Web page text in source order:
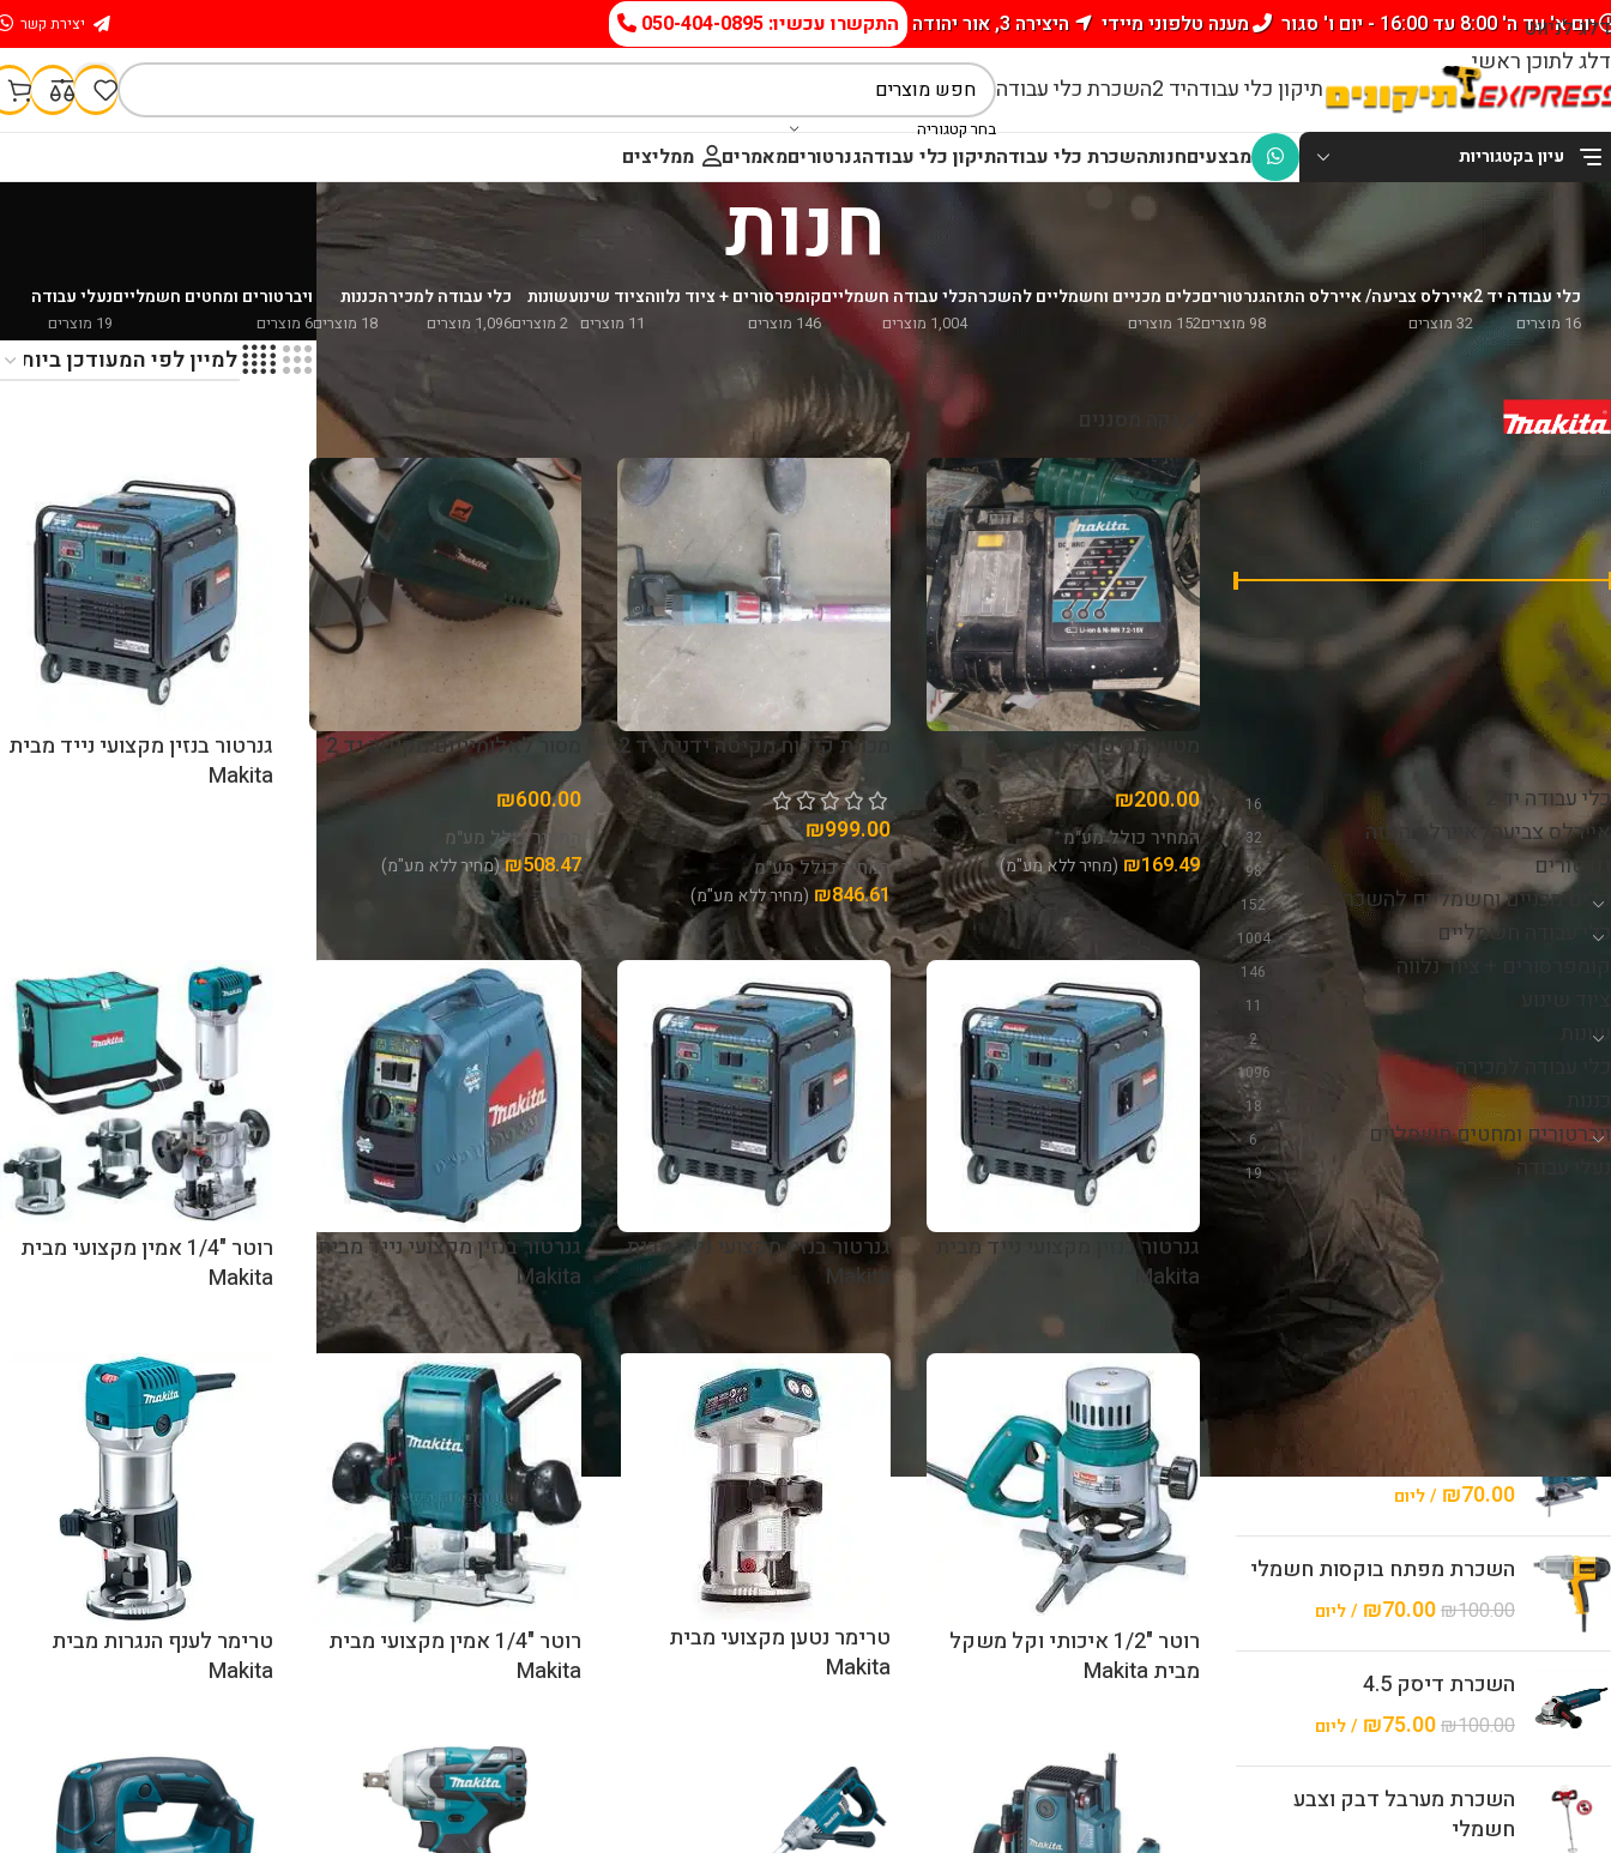
דלג לניווט
דלג לתוכן ראשי
יום א' עד ה' 8:00 עד 16:00 - יום ו' סגור מענה טלפוני מיידי היצירה 3, אור יהודה התקשרו עכשיו: 050-404-0895 יצירת קשר
תיקון כלי עבודהיד 2 השכרת כלי עבודה
בחר קטגוריה
עיון בקטגוריות מבצעיםחנותהשכרת כלי עבודהתיקון כלי עבודהגנרטוריםמאמרים ממליצים
חנות
כלי עבודה יד 2
16 מוצרים
איירלס צביעה/ איירלס התזה
32 מוצרים
גנרטורים
98 מוצרים
כלים מכניים וחשמליים להשכרה
152 מוצרים
כלי עבודה חשמליים
1,004 מוצרים
קומפרסורים + ציוד נלווה
146 מוצרים
ציוד שינוע
11 מוצרים
שונות
2 מוצרים
כלי עבודה למכירה
1,096 מוצרים
כננות
18 מוצרים
ויברטורים ומחטים חשמליים
6 מוצרים
נעלי עבודה
19 מוצרים
סנן לפי
סנן לפי מחיר
מחיר:₪0 ₪40,860
קטגוריות
כלי עבודה יד 2 16
איירלס צביעה/ איירלס התזה 32
גנרטורים 98
כלים מכניים וחשמליים להשכרה 152
כלי עבודה חשמליים 1004
קומפרסורים + ציוד נלווה 146
11
שונות 2
כלי עבודה למכירה 1096
18
ויברטורים ומחטים חשמליים 6
נעלי עבודה 19
₪ / ליום
השכרת ג'קסון חשמלי
₪70.00 / ליום
השכרת מפתח בוקסות חשמלי
₪100.00
₪70.00 / ליום
השכרת דיסק 4.5
₪100.00
₪75.00 / ליום
השכרת מערבל דבק וצבע
חשמלי
24
נקה מסננים Makita
מטען מקיטה יד 2
₪200.00
המחיר כולל מע"מ
₪169.49 (מחיר ללא מע"מ)
מכונת קידוח מקיטה ידנית יד 2
₪999.00
המחיר כולל מע"מ
₪846.61 (מחיר ללא מע"מ)
מסור לאלומיניום מקיטה יד 2
₪600.00
המחיר כולל מע"מ
₪508.47 (מחיר ללא מע"מ)
גנרטור בנזין מקצועי נייד מבית
Makita
גנרטור בנזין מקצועי נייד מבית
Makita
גנרטור בנזין מקצועי נייד מבית
Makita
גנרטור בנזין מקצועי נייד מבית
Makita
רוטר "1/4 אמין מקצועי מבית
Makita
רוטר "1/2 איכותי וקל משקל
מבית Makita
טרימר נטען מקצועי מבית
Makita
רוטר "1/4 אמין מקצועי מבית
Makita
טרימר לענף הנגרות מבית
Makita